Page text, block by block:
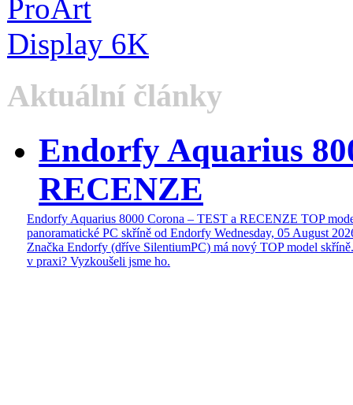
Aktuální články
Endorfy Aquarius
RECENZE
Endorfy Aquarius 8000 Corona – TEST a RECENZE TOP
panoramatické PC skříně od Endorfy Wednesday, 05 August
Značka Endorfy (dříve SilentiumPC) má nový TOP model
v praxi? Vyzkoušeli jsme ho.